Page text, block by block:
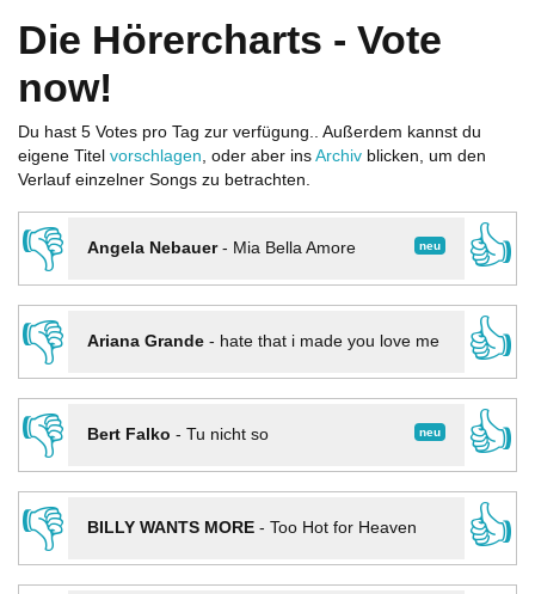
Die Hörercharts - Vote
now!
Du hast 5 Votes pro Tag zur verfügung.. Außerdem kannst du
eigene Titel vorschlagen, oder aber ins Archiv blicken, um den
Verlauf einzelner Songs zu betrachten.
👎 neu
Angela Nebauer- Mia Bella Amore
👍
👎
Ariana Grande- hate that i made you love me
👍
👎
neu
Bert Falko - Tu nicht so
👍
👎
BILLY WANTS MORE- Too Hot for Heaven
👍